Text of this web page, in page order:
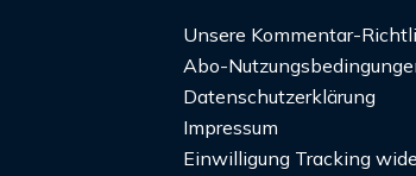
Unsere Kommentar-
Abo-
Datenschutzerklärung
Impressum
Einwilligung Tracking